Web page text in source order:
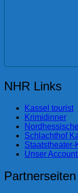
NHR Links
Kassel tourist
Krimidinner
Schlachthof
Staatstheater-
Unser
Partnerseiten